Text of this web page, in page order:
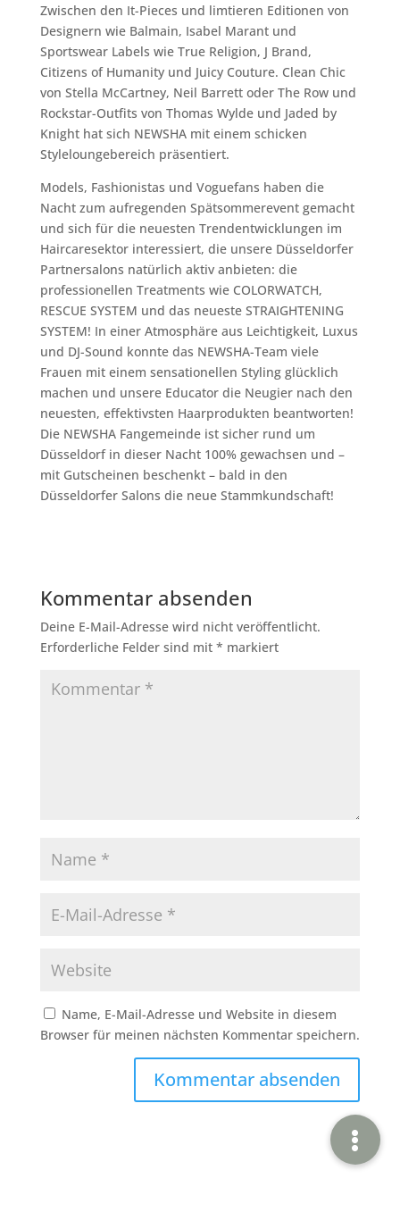
Zwischen den It-Pieces und limtieren Editionen von
Designern wie Balmain, Isabel Marant und
Sportswear Labels wie True Religion, J Brand,
Citizens of Humanity und Juicy Couture. Clean Chic
von Stella McCartney, Neil Barrett oder The Row und
Rockstar-Outfits von Thomas Wylde und Jaded by
Knight hat sich NEWSHA mit einem schicken
Styleloungebereich präsentiert.
Models, Fashionistas und Voguefans haben die
Nacht zum aufregenden Spätsommerevent gemacht
und sich für die neuesten Trendentwicklungen im
Haircaresektor interessiert, die unsere Düsseldorfer
Partnersalons natürlich aktiv anbieten: die
professionellen Treatments wie COLORWATCH,
RESCUE SYSTEM und das neueste STRAIGHTENING
SYSTEM! In einer Atmosphäre aus Leichtigkeit, Luxus
und DJ-Sound konnte das NEWSHA-Team viele
Frauen mit einem sensationellen Styling glücklich
machen und unsere Educator die Neugier nach den
neuesten, effektivsten Haarprodukten beantworten!
Die NEWSHA Fangemeinde ist sicher rund um
Düsseldorf in dieser Nacht 100% gewachsen und –
mit Gutscheinen beschenkt – bald in den
Düsseldorfer Salons die neue Stammkundschaft!
Kommentar absenden
Deine E-Mail-Adresse wird nicht veröffentlicht.
Erforderliche Felder sind mit * markiert
Name, E-Mail-Adresse und Website in diesem
Browser für meinen nächsten Kommentar speichern.